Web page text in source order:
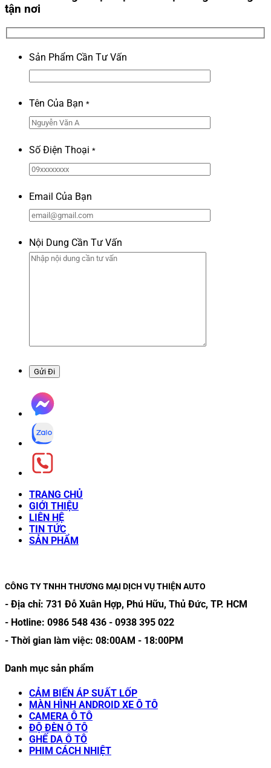
tận nơi
Sản Phẩm Cần Tư Vấn
Tên Của Bạn *
Số Điện Thoại *
Email Của Bạn
Nội Dung Cần Tư Vấn
TRANG CHỦ
GIỚI THIỆU
LIÊN HỆ
TIN TỨC
SẢN PHẨM
CÔNG TY TNHH THƯƠNG MẠI DỊCH VỤ THIỆN AUTO
- Địa chỉ: 731 Đỗ Xuân Hợp, Phú Hữu, Thủ Đức, TP. HCM
- Hotline: 0986 548 436 - 0938 395 022
- Thời gian làm việc: 08:00AM - 18:00PM
Danh mục sản phẩm
CẢM BIẾN ÁP SUẤT LỐP
MÀN HÌNH ANDROID XE Ô TÔ
CAMERA Ô TÔ
ĐỘ ĐÈN Ô TÔ
GHẾ DA Ô TÔ
PHIM CÁCH NHIỆT